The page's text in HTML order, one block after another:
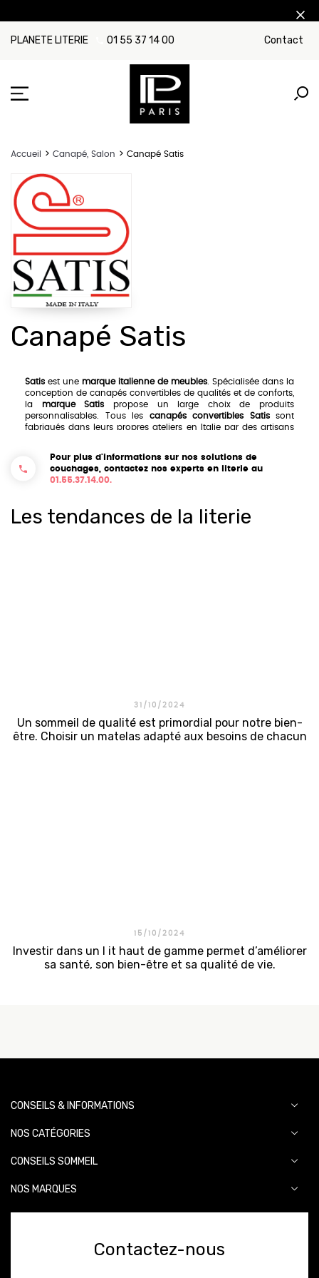
PLANETE LITERIE 01 55 37 14 00 Contact
Accueil Canapé, Salon Canapé Satis
Canapé Satis
Satis est une marque italienne de meubles . Spécialisée dans la
conception de canapés convertibles de qualités et de conforts,
la
marque Satis propose un large choix de produits
personnalisables. Tous les canapés convertibles Satissont
fabriqués dans leurs propres ateliers en Italie par des artisans
et convertibles. Les gammes decanapés convertibles Satis
distinguent par leur confort d'exception. Plusieurs choix de
revêtement sont disponibles : cuir, tissus, microfibre.
Pour plus d'informations sur nos solutions de
couchages, contactez nos experts en literie au
01.55.37.14.00.
Les tendances de la literie
31/10/2024
Un sommeil de qualité est primordial pour notre bien-
être. Choisir un matelas adapté aux besoins de chacun
15/10/2024
Investir dans un l it haut de gamme permet d’améliorer
sa santé, son bien-être et sa qualité de vie.
CONSEILS & INFORMATIONS
NOS CATÉGORIES
CONSEILS SOMMEIL
NOS MARQUES
Contactez-nous